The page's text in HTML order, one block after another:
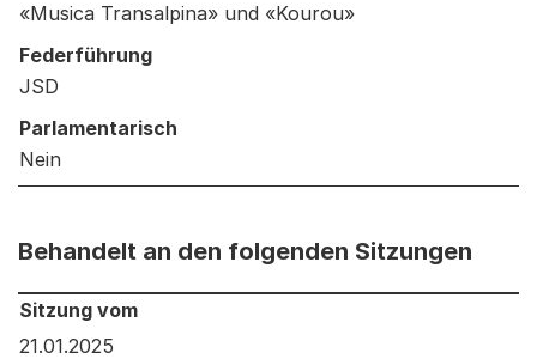
«Musica Transalpina» und «Kourou»
Federführung
JSD
Parlamentarisch
Nein
Behandelt an den folgenden Sitzungen
Behandelt an den folgenden Sitzungen: Informationen
Sitzung vom
21.01.2025